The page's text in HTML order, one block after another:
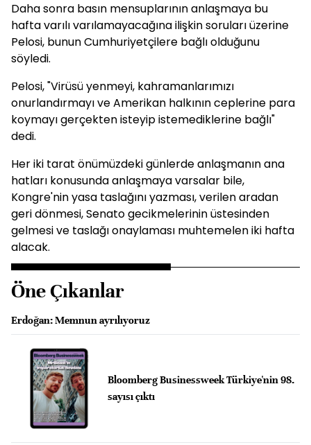
Daha sonra basın mensuplarının anlaşmaya bu
hafta varılı varılamayacağına ilişkin soruları üzerine
Pelosi, bunun Cumhuriyetçilere bağlı olduğunu
söyledi.
Pelosi, "Virüsü yenmeyi, kahramanlarımızı
onurlandırmayı ve Amerikan halkının ceplerine para
koymayı gerçekten isteyip istemediklerine bağlı"
dedi.
Her iki tarat önümüzdeki günlerde anlaşmanın ana
hatları konusunda anlaşmaya varsalar bile,
Kongre'nin yasa taslağını yazması, verilen aradan
geri dönmesi, Senato gecikmelerinin üstesinden
gelmesi ve taslağı onaylaması muhtemelen iki hafta
alacak.
Öne Çıkanlar
Erdoğan: Memnun ayrılıyoruz
Bloomberg Businessweek Türkiye'nin 98.
sayısı çıktı